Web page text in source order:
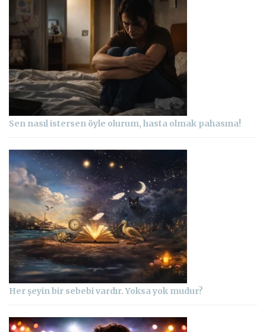
Sen nasıl istersen öyle olurum, hasta olmak pahasına!
Her şeyin bir sebebi vardır. Yoksa yok mudur?